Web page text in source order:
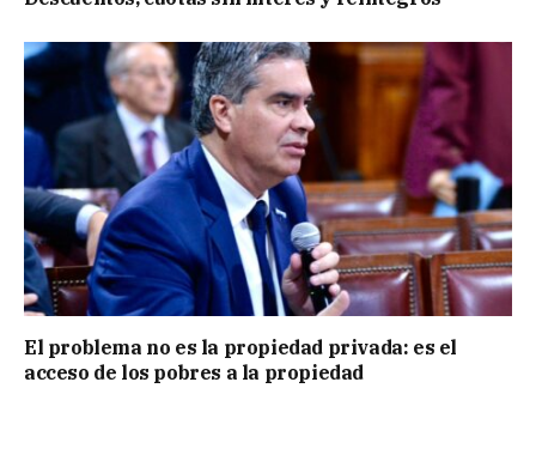
El problema no es la propiedad privada: es el
acceso de los pobres a la propiedad